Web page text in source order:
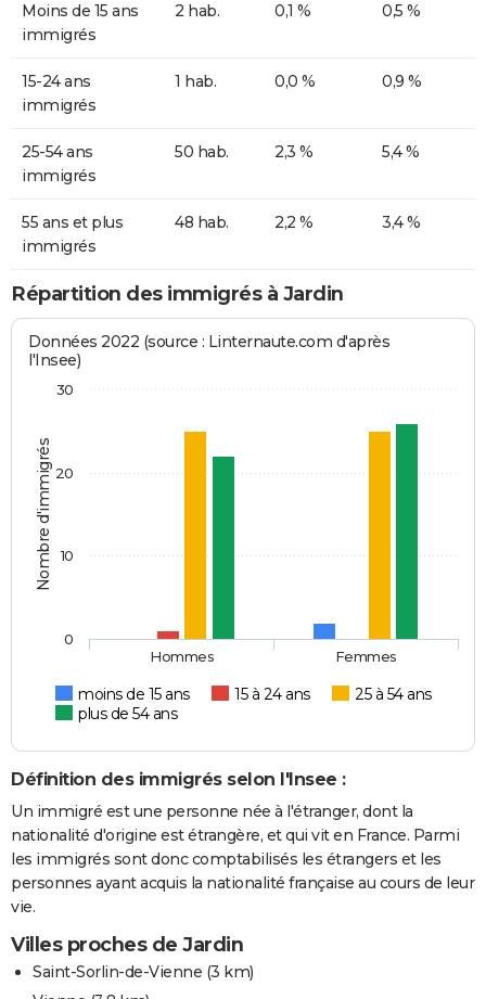
Moins de 15 ans
immigrés
2 hab. 0,1 % 0,5 %
15-24 ans
immigrés
1 hab. 0,0 % 0,9 %
25-54 ans
immigrés
50 hab. 2,3 % 5,4 %
55 ans et plus
immigrés
48 hab. 2,2 % 3,4 %
Répartition des immigrés à Jardin
Nombre d'immigrés
Données 2022 (source : Linternaute.com d'après
l'Insee)
moins de 15 ans 15 à 24 ans
25 à 54 ans
plus de 54 ans
Hommes Femmes
0
10
20
30
Définition des immigrés selon l'Insee :
Un immigré est une personne née à l'étranger, dont la
nationalité d'origine est étrangère, et qui vit en France. Parmi
les immigrés sont donc comptabilisés les étrangers et les
personnes ayant acquis la nationalité française au cours de leur
vie.
Villes proches de Jardin
Saint-Sorlin-de-Vienne (3 km)